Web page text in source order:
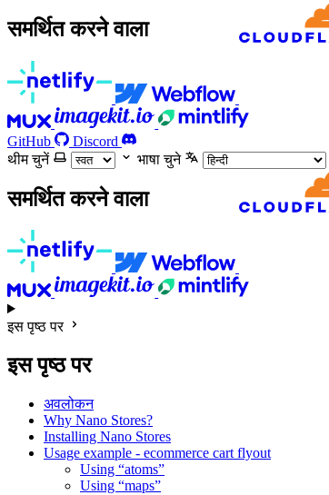
समर्थित करने वाला
GitHub
Discord
थीम चुनें
भाषा चुने
समर्थित करने वाला
इस पृष्ठ पर
इस पृष्ठ पर
अवलोकन
Why Nano Stores?
Installing Nano Stores
Usage example - ecommerce cart flyout
Using “atoms”
Using “maps”